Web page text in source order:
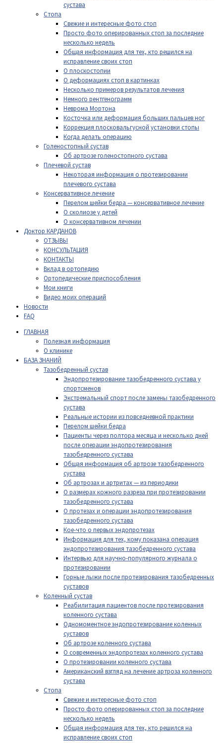
сустава
Стопа
Свежие и интересные фото стоп
Просто фото оперированных стоп за последние
несколько недель
Общая информация для тех, кто решился на
исправление своих стоп
О плоскостопии
О деформациях стоп в картинках
Несколько примеров результатов лечения
Немного рентгенограмм
Неврома Мортона
Косточка или деформация больших пальцев ног
Коррекция плосковальгусной установки стопы
Когда делать операцию
Голеностопный сустав
Об артрозе голеностопного сустава
Плечевой сустав
Некоторая информация о протезировании
плечевого сустава
Консервативное лечение
Перелом шейки бедра — консервативное лечение
О сколиозе у детей
О консервативном лечении
Доктор КАРДАНОВ
ОТЗЫВЫ
КОНСУЛЬТАЦИЯ
КОНТАКТЫ
Вклад в ортопедию
Ортопедические приспособления
Мои книги
Видео моих операций
Новости
FAQ
ГЛАВНАЯ
Полезная информация
О клинике
БАЗА ЗНАНИЙ
Тазобедренный сустав
Эндопротезирование тазобедренного сустава у
спортсменов
Экстремальный спорт после замены тазобедренного
сустава
Реальные истории из повседневной практики
Перелом шейки бедра
Пациенты через полтора месяца и несколько дней
после операции эндопротезирования
тазобедренного сустава
Общая информация об артрозе тазобедренного
сустава
Об артрозах и артритах — из периодики
О размерах кожного разреза при протезировании
тазобедренного сустава
О протезах и операции эндопротезирования
тазобедренного сустава
Кое-что о первых эндопротезах
Информация для тех, кому показана операция
эндопротезирования тазобедренного сустава
Интервью для научно-популярного журнала о
протезировании
Горные лыжи после протезирования тазобедренных
суставов
Коленный сустав
Реабилитация пациентов после протезирования
коленного сустава
Одномоментное эндопротезирование коленных
суставов
Об артрозе коленного сустава
О современных эндопротезах коленного сустава
О протезировании коленного сустава
Американский взгляд на лечение артроза коленного
сустава
Стопа
Свежие и интересные фото стоп
Просто фото оперированных стоп за последние
несколько недель
Общая информация для тех, кто решился на
исправление своих стоп